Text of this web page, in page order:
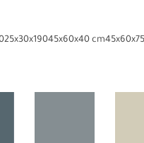
25x30x19045x60x40 cm